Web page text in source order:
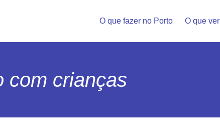
O que fazer no Porto O que
com crianças